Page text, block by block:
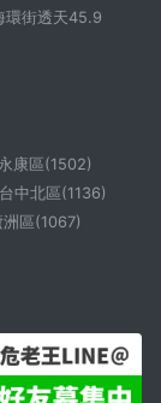
環街透天45.9
永康區(1502)
台中北區(1136)
洲區(1067)